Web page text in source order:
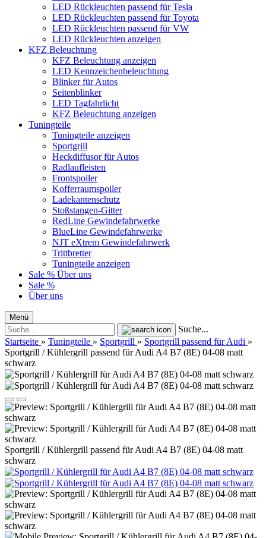
LED Rückleuchten passend für Tesla
LED Rückleuchten passend für Toyota
LED Rückleuchten passend für VW
LED Rückleuchten anzeigen
KFZ Beleuchtung
KFZ Beleuchtung anzeigen
LED Kennzeichenbeleuchtung
Blinker für Autos
Seitenblinker
LED Tagfahrlicht
KFZ Beleuchtung anzeigen
Tuningteile
Tuningteile anzeigen
Sportgrill
Heckdiffusor für Autos
Radlaufleisten
Frontspoiler
Kofferraumspoiler
Ladekantenschutz
Stoßstangen-Gitter
RedLine Gewindefahrwerke
BlueLine Gewindefahrwerke
NJT eXtrem Gewindefahrwerk
Trittbretter
Tuningteile anzeigen
Sale % Über uns
Sale %
Über uns
Menü
Suche...
Startseite » Tuningteile » Sportgrill » Sportgrill passend für Audi »
Sportgrill / Kühlergrill passend für Audi A4 B7 (8E) 04-08 matt
schwarz
Sportgrill / Kühlergrill passend für Audi A4 B7 (8E) 04-08 matt
schwarz